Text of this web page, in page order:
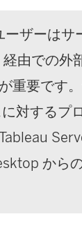
ーザーは
由での外
重要です
対するプ
から